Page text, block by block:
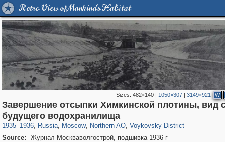
Retro View of Mankind's Habitat
Sizes:482×140 | 1050×307 |3149×921 W
Завершение отсыпки Химкинской плотины, вид
будущего водохранилища
1935–1936, Russia
1,406,255 29,243
, Moscow
319,780 8,286
, Northern AO
22,533 598
, Voykovsky District
Source:
Журнал Москваволгострой, подшивка 1936 г